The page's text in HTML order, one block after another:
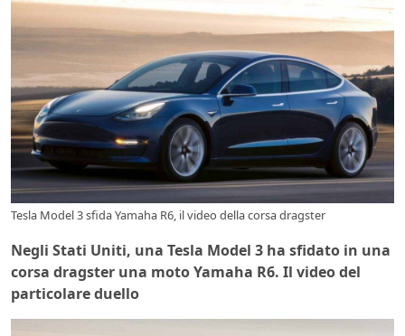
Tesla Model 3 sfida Yamaha R6, il video della corsa dragster
Negli Stati Uniti, una Tesla Model 3 ha sfidato in una
corsa dragster una moto Yamaha R6. Il video del
particolare duello